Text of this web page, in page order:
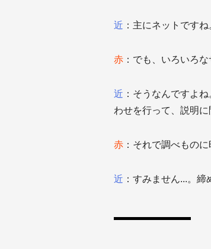
近 ：主にネットですね
赤 ：でも、いろいろ
近 ：そうなんですよ
わせを行って、説明
赤 ：それで調べもの
近 ：すみません...。